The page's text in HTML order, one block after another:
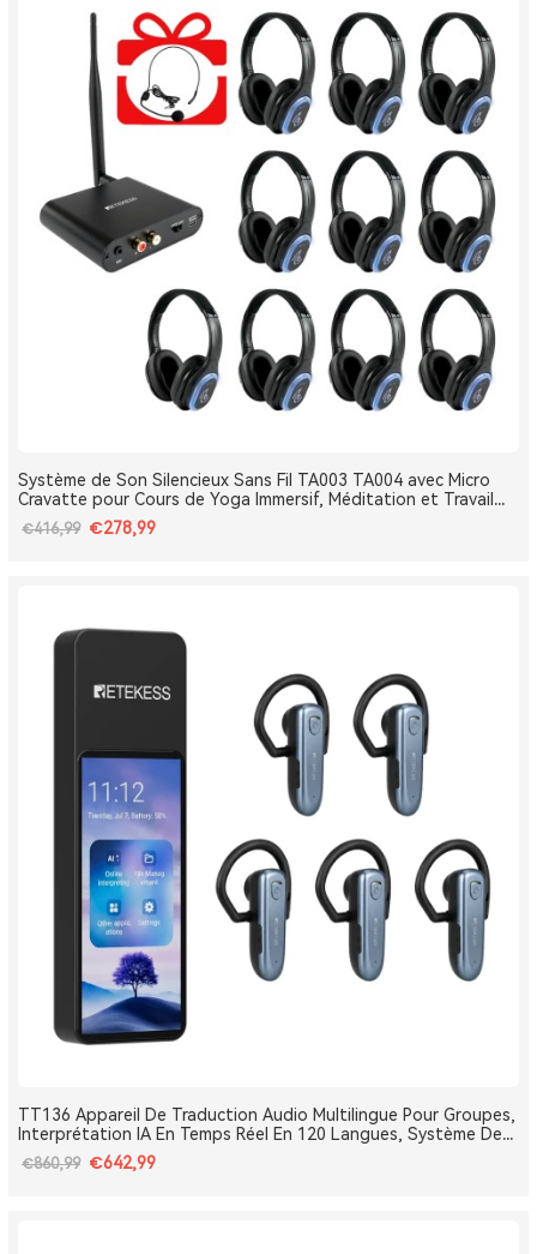
Système de Son Silencieux Sans Fil TA003 TA004 avec Micro
Cravatte pour Cours de Yoga Immersif, Méditation et Travail
Respiratoire
€416,99 €278,99
TT136 Appareil De Traduction Audio Multilingue Pour Groupes,
Interprétation IA En Temps Réel En 120 Langues, Système De
Traduction Pour Tours Et Conférences One-To-Many, Diffusion
Double Canal, Longue Portée 2.4G
€860,99 €642,99